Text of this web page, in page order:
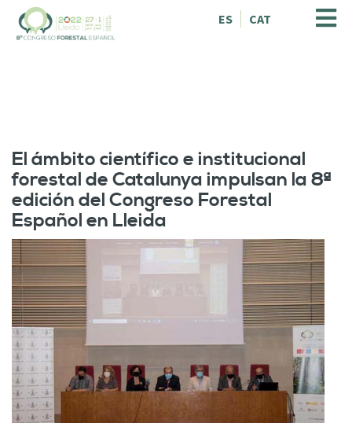
ES CAT
El ámbito científico e institucional
forestal de Catalunya impulsan la 8ª
edición del Congreso Forestal
Español en Lleida